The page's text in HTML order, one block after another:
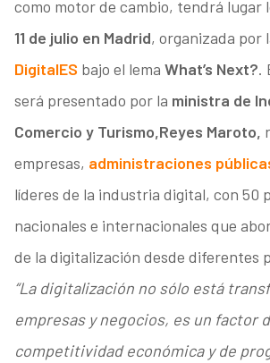
como motor de cambio, tendrá lugar
11 de julio en Madrid, organizada por
DigitalES bajo el lema What’s Next?.
será presentado por la ministra de
Comercio y Turismo,Reyes Maroto,
empresas, administraciones
líderes de la industria digital, con 50
nacionales e internacionales que
de la digitalización desde diferentes
“La digitalización no sólo está
empresas y negocios, es un factor
competitividad económica y de